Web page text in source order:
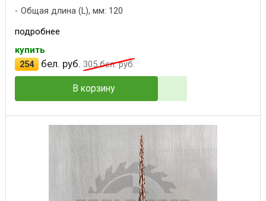
Общая длина (L), мм: 120
подробнее
купить
254
бел. руб. 305бел. руб.
В корзину